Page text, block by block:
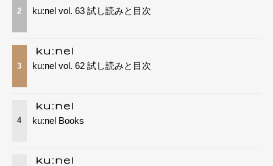
2 ku:nel vol. 63 試し読みと目次
3 ku:nel vol. 62 試し読みと目次
4 ku:nel Books